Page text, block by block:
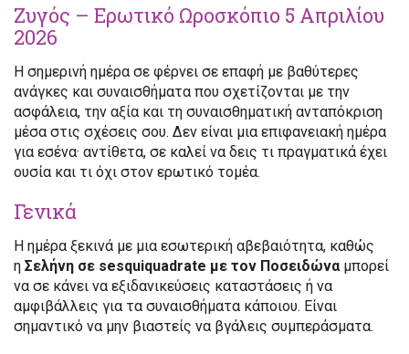
Ζυγός – Ερωτικό Ωροσκόπιο 5 Απριλίου
2026
Η σημερινή ημέρα σε φέρνει σε επαφή με βαθύτερες
ανάγκες και συναισθήματα που σχετίζονται με την
ασφάλεια, την αξία και τη συναισθηματική ανταπόκριση
μέσα στις σχέσεις σου. Δεν είναι μια επιφανειακή ημέρα
για εσένα· αντίθετα, σε καλεί να δεις τι πραγματικά έχει
ουσία και τι όχι στον ερωτικό τομέα.
Γενικά
Η ημέρα ξεκινά με μια εσωτερική αβεβαιότητα, καθώς
η Σελήνη σε sesquiquadrate με τον Ποσειδώναμπορεί
να σε κάνει να εξιδανικεύσεις καταστάσεις ή να
αμφιβάλλεις για τα συναισθήματα κάποιου. Είναι
σημαντικό να μην βιαστείς να βγάλεις συμπεράσματα.